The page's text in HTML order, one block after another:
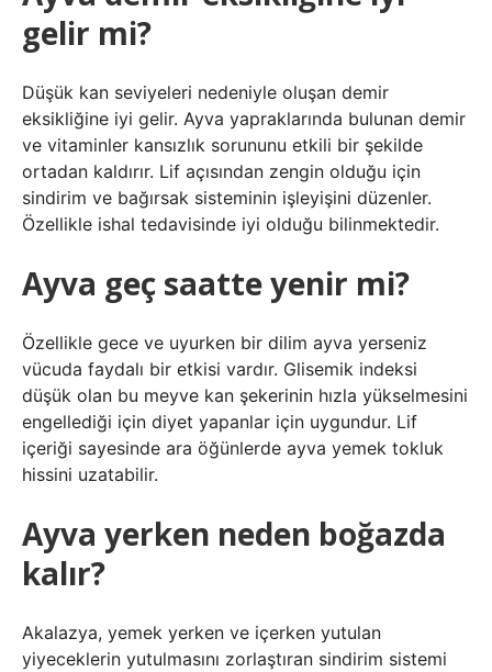
gelir mi?
Düşük kan seviyeleri nedeniyle oluşan demir
eksikliğine iyi gelir. Ayva yapraklarında bulunan demir
ve vitaminler kansızlık sorununu etkili bir şekilde
ortadan kaldırır. Lif açısından zengin olduğu için
sindirim ve bağırsak sisteminin işleyişini düzenler.
Özellikle ishal tedavisinde iyi olduğu bilinmektedir.
Ayva geç saatte yenir mi?
Özellikle gece ve uyurken bir dilim ayva yerseniz
vücuda faydalı bir etkisi vardır. Glisemik indeksi
düşük olan bu meyve kan şekerinin hızla yükselmesini
engellediği için diyet yapanlar için uygundur. Lif
içeriği sayesinde ara öğünlerde ayva yemek tokluk
hissini uzatabilir.
Ayva yerken neden boğazda
kalır?
Akalazya, yemek yerken ve içerken yutulan
yiyeceklerin yutulmasını zorlaştıran sindirim sistemi